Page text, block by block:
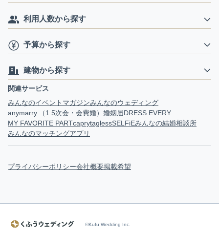
利用人数から探す
予算から探す
建物から探す
関連サービス
みんなのイベントマガジンみんなのウェディング
anymarry.（1.5次会・会費婚） 婚姻届DRESS EVERY
MY FAVORITE PARTcaprytaglessSELFiEみんなの結婚相談所
みんなのマッチングアプリ
プライバシーポリシー会社概要掲載希望
©Kufu Wedding Inc.